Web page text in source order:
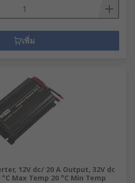
เพิ่ม
12V dc/ 20 A Output, 32V dc
Max Temp 20 °C Min Temp